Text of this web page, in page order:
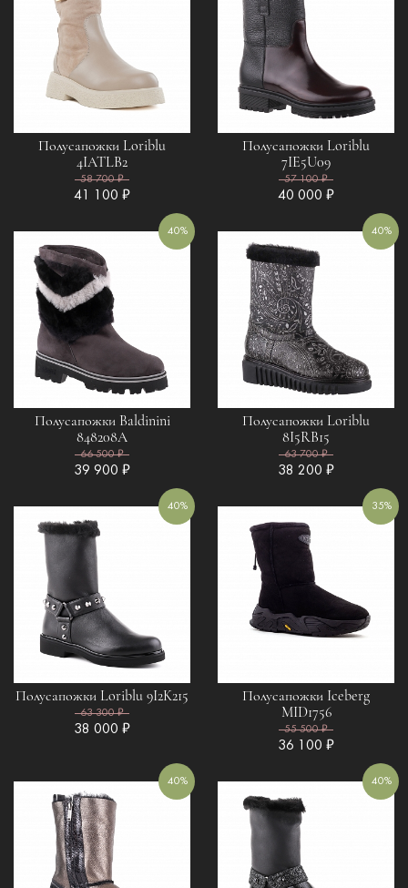
Полусапожки Loriblu
4IATLB2
58 700 ₽
41 100 ₽
Полусапожки Loriblu
7IE5U09
57 100 ₽
40 000 ₽
40%
Полусапожки Baldinini
848208A
66 500 ₽
39 900 ₽
40%
Полусапожки Loriblu
8I5RB15
63 700 ₽
38 200 ₽
40%
Полусапожки Loriblu 9I2K215
63 300 ₽
38 000 ₽
35%
Полусапожки Iceberg
MID1756
55 500 ₽
36 100 ₽
40% 40%